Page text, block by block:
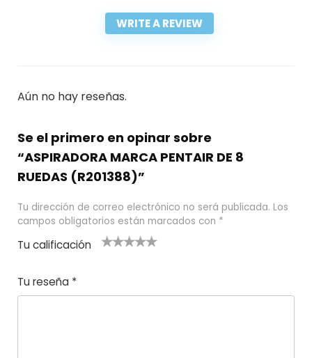
WRITE A REVIEW
Aún no hay reseñas.
Se el primero en opinar sobre
“ASPIRADORA MARCA PENTAIR DE 8
RUEDAS (R201388)”
Tu dirección de correo electrónico no será publicada. Los
campos obligatorios están marcados con *
Tu calificación
e
5
las
s
Tu reseña *